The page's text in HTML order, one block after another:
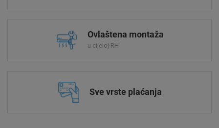
Ovlaštena montaža
u cijeloj RH
Sve vrste plaćanja